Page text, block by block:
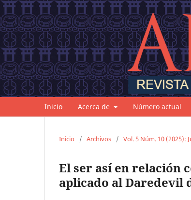
Inicio Acerca de Número actual
Inicio / Archivos / Vol. 5 Núm. 10 (2025):
El ser así en relación
aplicado al Daredevil